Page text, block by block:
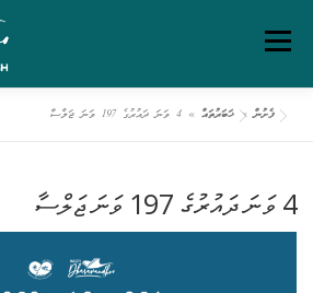
Menu
ޑައުންލޯޑްސް ރިޕޯޓްތައް ފެށުން
ފެށުން» ޚަބަރުތައް » 4 ވަނަ ދައުރުގެ 197 ވަނަ ޖަލްސާ
4 ވަނަ ދައުރުގެ 197 ވަނަ ޖަލްސާ